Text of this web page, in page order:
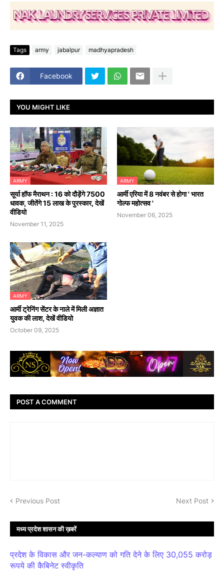
Tags army jabalpur madhyapradesh
Facebook
YOU MIGHT LIKE
ARMY
सूर्या हॉफ मैराथन : 16 को दौड़ेंगे 7500
धावक, जीतेंगे 15 लाख के पुरस्कार, देखें
वीडियो
November 11, 2025
ARMY
आर्मी एरिया में 8 नवंबर से होगा ' भारत
गोल्फ महोत्सव '
November 06, 2025
ARMY
आर्मी ट्रेनिंग सेंटर के नाले में मिली अज्ञात
युवक की लाश, देखें वीडियो
October 09, 2025
POST A COMMENT
Previous Post Next Post
मध्य प्रदेश शासन की ख़बरें
प्रदेश के विकास और जन-कल्याण को गति देने के लिए 30,055 करोड़
रूपये की कैबिनेट स्वीकृति